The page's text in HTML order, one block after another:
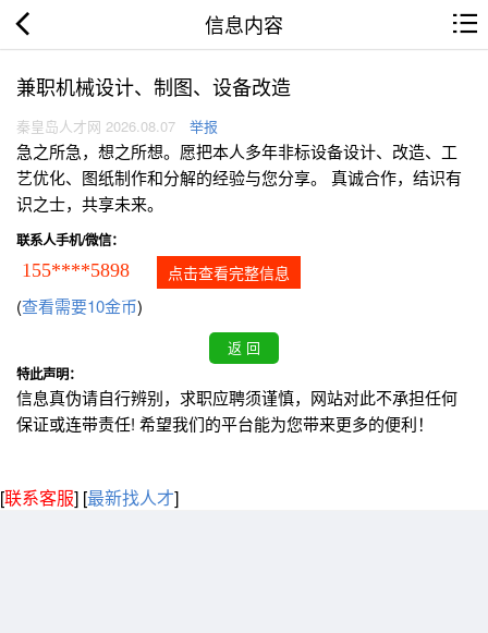
信息内容
兼职机械设计、制图、设备改造
秦皇岛人才网 2026.08.07 举报
急之所急，想之所想。愿把本人多年非标设备设计、改造、工
艺优化、图纸制作和分解的经验与您分享。 真诚合作，结识有
识之士，共享未来。
联系人手机/微信：
155****5898 点击查看完整信息
(查看需要10金币)
特此声明：
信息真伪请自行辨别，求职应聘须谨慎，网站对此不承担任何
保证或连带责任! 希望我们的平台能为您带来更多的便利！
[联系客服] [最新找人才]